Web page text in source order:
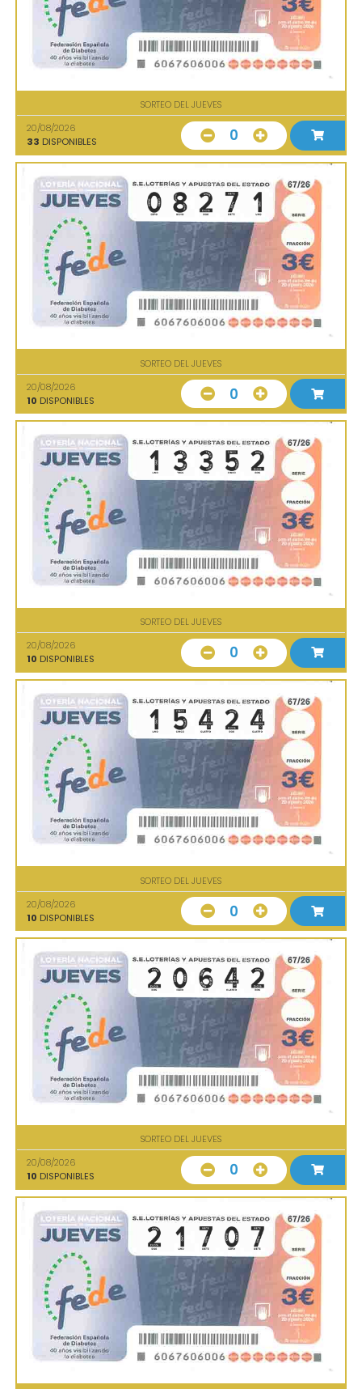
SORTEO DEL JUEVES
20/08/2026
33 DISPONIBLES 0
SORTEO DEL JUEVES
20/08/2026
10 DISPONIBLES 0
SORTEO DEL JUEVES
20/08/2026
10 DISPONIBLES 0
SORTEO DEL JUEVES
20/08/2026
10 DISPONIBLES 0
SORTEO DEL JUEVES
20/08/2026
10 DISPONIBLES 0